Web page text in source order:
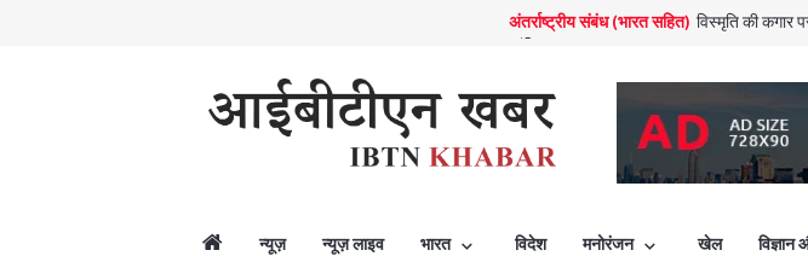
अंतर्राष्ट्रीय संबंध (भारत सहित) विस्मृति की कगार
विशेष विक्टोरिया क्रॉस से सम्मानित ऑस्ट्रेलिया
भारत अमरावती आंध्र प्रदेश की स्थाई राजधानी
विज्ञान और टेक्नोलॉजी आर्टेमिस 2 ने नया रिकॉर्ड
किया
विदेश बांग्लादेश चुनाव: चुनाव परिणाम और जनमत
न्यूज़ न्यूज़ लाइव भारत विदेश मनोरंजन खेल विज्ञान